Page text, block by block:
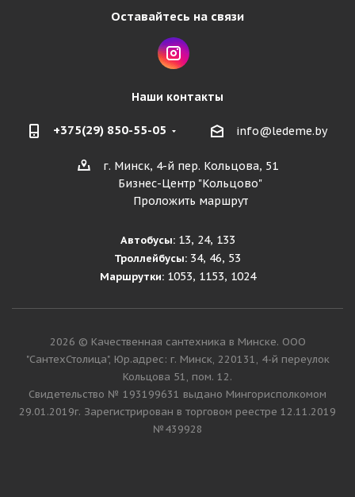
Оставайтесь на связи
Наши контакты
+375(29) 850-55-05 info@ledeme.by
г. Минск, 4-й пер. Кольцова, 51
Бизнес-Центр "Кольцово"
Проложить маршрут
Автобусы:13, 24, 133
Троллейбусы: 34, 46, 53
Маршрутки:1053, 1153, 1024
2026 © Качественная сантехника в Минске. ООО
"СантехСтолица", Юр.адрес: г. Минск, 220131, 4-й переулок
Кольцова 51, пом. 12.
Cвидетельство № 193199631 выдано Мингорисполкомом
29.01.2019г. Зарегистрирован в торговом реестре 12.11.2019
№439928